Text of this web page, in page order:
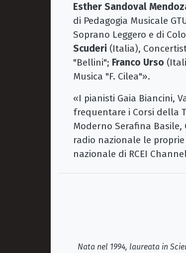
Esther Sandoval
di Pedagogia Musicale
Soprano Leggero e di
Scuderi (Italia),
"Bellini"; Franco Urso
Musica "F. Cilea"».
«I pianisti Gaia Biancini,
frequentare i Corsi della
Moderno Serafina Basile,
radio nazionale le
nazionale di RCEI
Nata nel 1994, laureata in